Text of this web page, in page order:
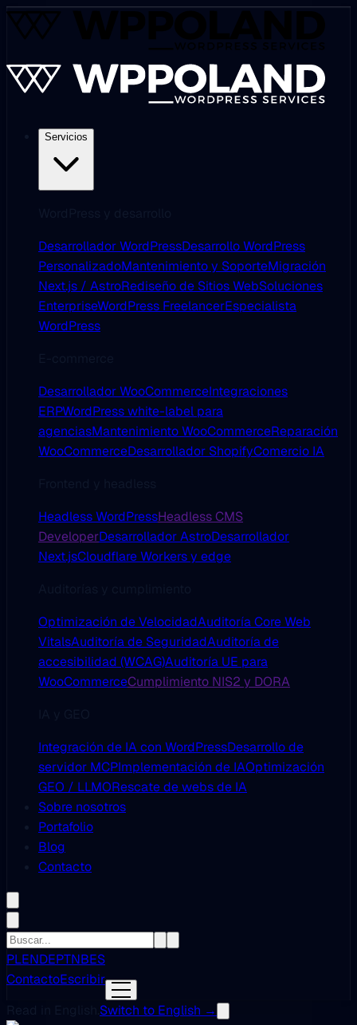
Servicios
Desarrollador WordPressDesarrollo WordPress
PersonalizadoMantenimiento y SoporteMigración
Next.js / AstroRediseño de Sitios WebSoluciones
EnterpriseWordPress FreelancerEspecialista
WordPress
Desarrollador WooCommerceIntegraciones
ERPWordPress white-label para
agenciasMantenimiento WooCommerceReparación
WooCommerceDesarrollador ShopifyComercio IA
Headless WordPressHeadless CMS
DeveloperDesarrollador AstroDesarrollador
Next.jsCloudflare Workers y edge
Optimización de VelocidadAuditoría Core Web
VitalsAuditoría de SeguridadAuditoría de
accesibilidad (WCAG)Auditoría UE para
WooCommerceCumplimiento NIS2 y DORA
Integración de IA con WordPressDesarrollo de
servidor MCPImplementación de IAOptimización
GEO / LLMORescate de webs de IA
Sobre nosotros
Portafolio
Blog
Contacto
PLENDEPTNBES
ContactoEscribir
Switch to English →